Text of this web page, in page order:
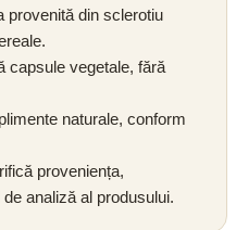
provenită din sclerotiu
capsule vegetale, fără
naturale, conform
proveniența,
analiză al produsului.